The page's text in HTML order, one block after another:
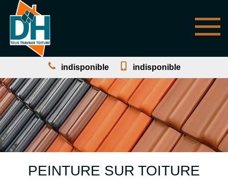
indisponible indisponible
PEINTURE SUR TOITURE